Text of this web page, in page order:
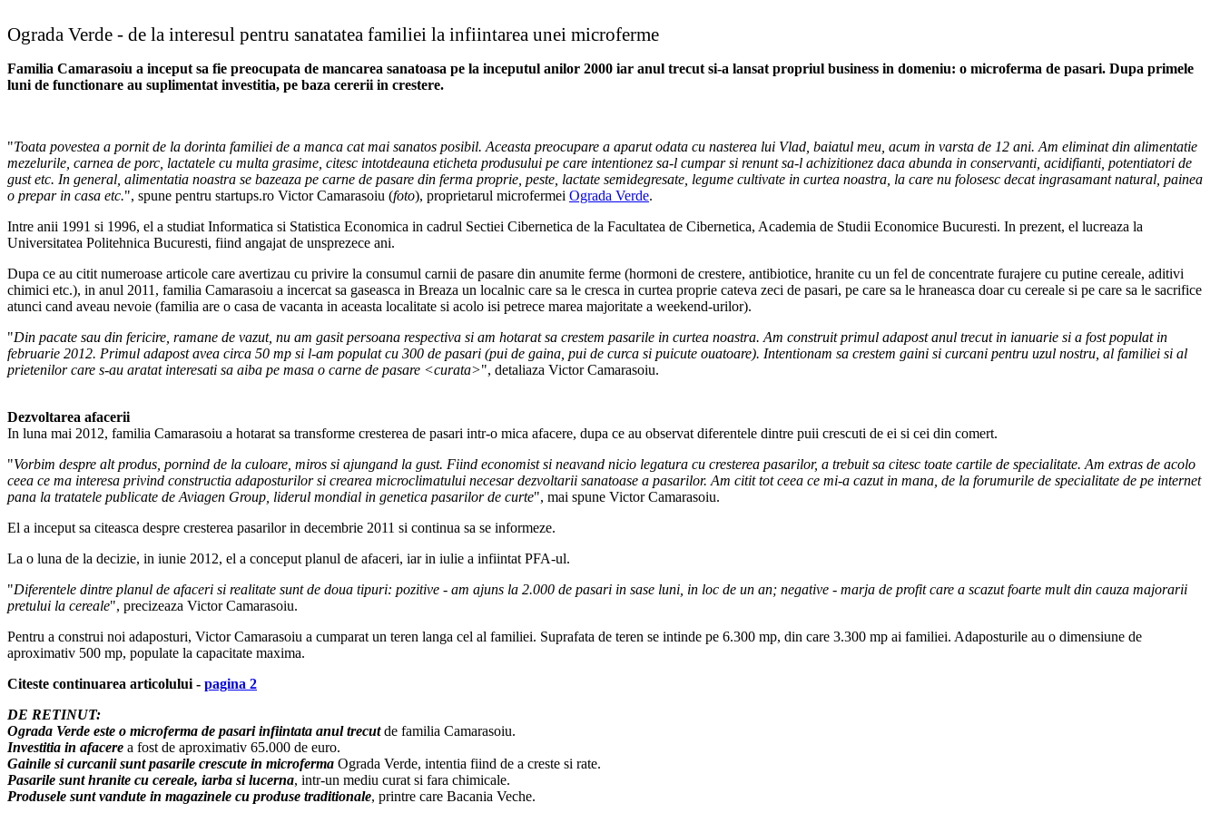
Ograda Verde - de la interesul pentru sanatatea familiei la infiintarea unei microferme
Familia Camarasoiu a inceput sa fie preocupata de mancarea sanatoasa pe la inceputul anilor 2000 iar anul trecut si-a lansat propriul business in domeniu: o microferma de pasari. Dupa primele
luni de functionare au suplimentat investitia, pe baza cererii in crestere.
"Toata povestea a pornit de la dorinta familiei de a manca cat mai sanatos posibil. Aceasta preocupare a aparut odata cu nasterea lui Vlad, baiatul meu, acum in varsta de 12 ani. Am eliminat din alimentatie
mezelurile, carnea de porc, lactatele cu multa grasime, citesc intotdeauna eticheta produsului pe care intentionez sa-l cumpar si renunt sa-l achizitionez daca abunda in conservanti, acidifianti, potentiatori de
gust etc. In general, alimentatia noastra se bazeaza pe carne de pasare din ferma proprie, peste, lactate semidegresate, legume cultivate in curtea noastra, la care nu folosesc decat ingrasamant natural, painea
o prepar in casa etc.", spune pentru startups.ro Victor Camarasoiu (foto), proprietarul microfermei Ograda Verde.
Intre anii 1991 si 1996, el a studiat Informatica si Statistica Economica in cadrul Sectiei Cibernetica de la Facultatea de Cibernetica, Academia de Studii Economice Bucuresti. In prezent, el lucreaza la
Universitatea Politehnica Bucuresti, fiind angajat de unsprezece ani.
Dupa ce au citit numeroase articole care avertizau cu privire la consumul carnii de pasare din anumite ferme (hormoni de crestere, antibiotice, hranite cu un fel de concentrate furajere cu putine cereale, aditivi
chimici etc.), in anul 2011, familia Camarasoiu a incercat sa gaseasca in Breaza un localnic care sa le cresca in curtea proprie cateva zeci de pasari, pe care sa le hraneasca doar cu cereale si pe care sa le sacrifice
atunci cand aveau nevoie (familia are o casa de vacanta in aceasta localitate si acolo isi petrece marea majoritate a weekend-urilor).
"Din pacate sau din fericire, ramane de vazut, nu am gasit persoana respectiva si am hotarat sa crestem pasarile in curtea noastra. Am construit primul adapost anul trecut in ianuarie si a fost populat in
februarie 2012. Primul adapost avea circa 50 mp si l-am populat cu 300 de pasari (pui de gaina, pui de curca si puicute ouatoare). Intentionam sa crestem gaini si curcani pentru uzul nostru, al familiei si al
prietenilor care s-au aratat interesati sa aiba pe masa o carne de pasare <curata>", detaliaza Victor Camarasoiu.
Dezvoltarea afacerii
In luna mai 2012, familia Camarasoiu a hotarat sa transforme cresterea de pasari intr-o mica afacere, dupa ce au observat diferentele dintre puii crescuti de ei si cei din comert.
"Vorbim despre alt produs, pornind de la culoare, miros si ajungand la gust. Fiind economist si neavand nicio legatura cu cresterea pasarilor, a trebuit sa citesc toate cartile de specialitate. Am extras de acolo
ceea ce ma interesa privind constructia adaposturilor si crearea microclimatului necesar dezvoltarii sanatoase a pasarilor. Am citit tot ceea ce mi-a cazut in mana, de la forumurile de specialitate de pe internet
pana la tratatele publicate de Aviagen Group, liderul mondial in genetica pasarilor de curte", mai spune Victor Camarasoiu.
El a inceput sa citeasca despre cresterea pasarilor in decembrie 2011 si continua sa se informeze.
La o luna de la decizie, in iunie 2012, el a conceput planul de afaceri, iar in iulie a infiintat PFA-ul.
"Diferentele dintre planul de afaceri si realitate sunt de doua tipuri: pozitive - am ajuns la 2.000 de pasari in sase luni, in loc de un an; negative - marja de profit care a scazut foarte mult din cauza majorarii
pretului la cereale", precizeaza Victor Camarasoiu.
Pentru a construi noi adaposturi, Victor Camarasoiu a cumparat un teren langa cel al familiei. Suprafata de teren se intinde pe 6.300 mp, din care 3.300 mp ai familiei. Adaposturile au o dimensiune de
aproximativ 500 mp, populate la capacitate maxima.
Citeste continuarea articolului - pagina 2
DE RETINUT:
Ograda Verde este o microferma de pasari infiintata anul trecutde familia Camarasoiu.
Investitia in afacere a fost de aproximativ 65.000 de euro.
Gainile si curcanii sunt pasarile crescute in microferma Ograda Verde, intentia fiind de a creste si rate.
Pasarile sunt hranite cu cereale, iarba si lucerna, intr-un mediu curat si fara chimicale.
Produsele sunt vandute in magazinele cu produse traditionale, printre care Bacania Veche.